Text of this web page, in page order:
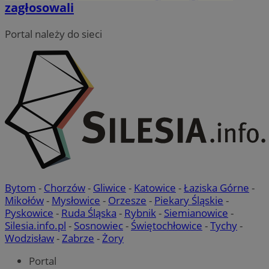
zagłosowali
Portal należy do sieci
Bytom - Chorzów- Gliwice - Katowice -Łaziska Górne -
Mikołów- Mysłowice - Orzesze - Piekary Śląskie -
Pyskowice - Ruda Śląska - Rybnik- Siemianowice -
Silesia.info.pl - Sosnowiec- Świętochłowice -Tychy-
Wodzisław-Zabrze -Żory
Portal
VISITOR_PRIVACY_METADATA